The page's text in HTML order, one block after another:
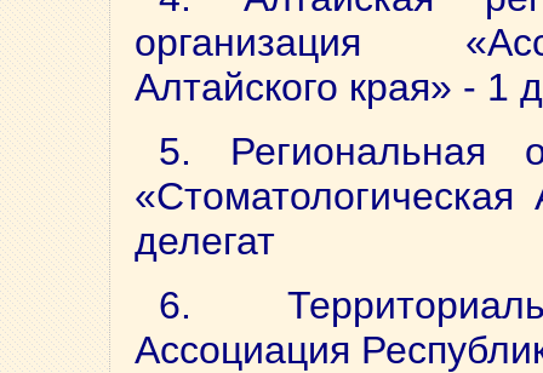
организация
Алтайского края» - 1
5. Региональная
делегат
6.
Ассоциация